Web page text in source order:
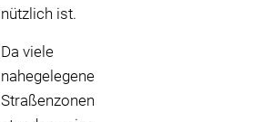
nützlich ist.
Da viele
nahegelegene
Straßenzonen